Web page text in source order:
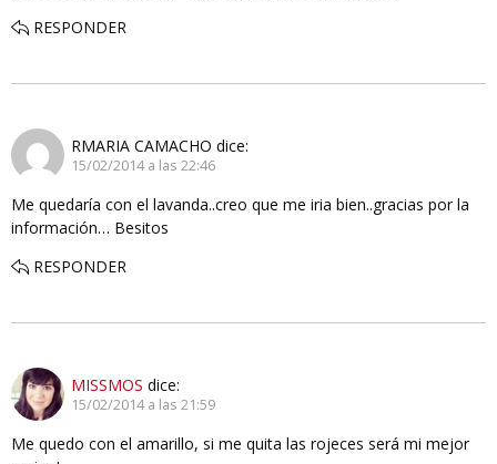
RESPONDER
RMARIA CAMACHO dice:
15/02/2014 a las 22:46
Me quedaría con el lavanda..creo que me iria bien..gracias por la
información… Besitos
RESPONDER
MISSMOS dice:
15/02/2014 a las 21:59
Me quedo con el amarillo, si me quita las rojeces será mi mejor